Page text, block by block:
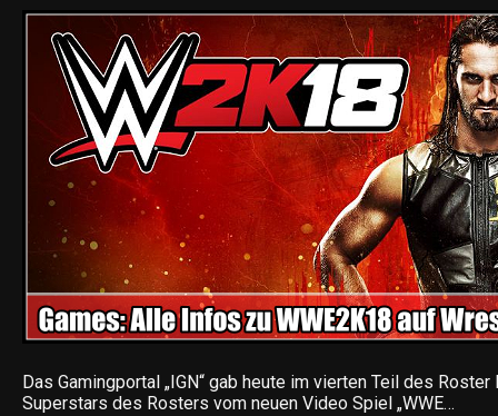
Das Gamingportal „IGN“ gab heute im vierten Teil des
Superstars des Rosters vom neuen Video Spiel „WWE…